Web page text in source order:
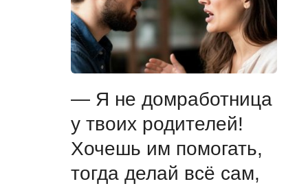
— Я не домработница
у твоих родителей!
Хочешь им помогать,
тогда делай всё сам,